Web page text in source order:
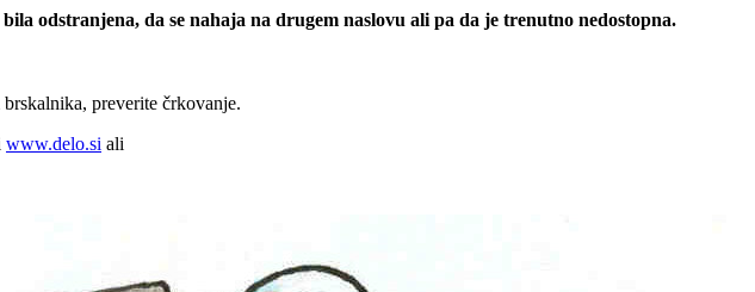
odstranjena, da se nahaja na drugem naslovu ali pa da je trenutno nedostopna.
preverite črkovanje.
www.delo.si ali